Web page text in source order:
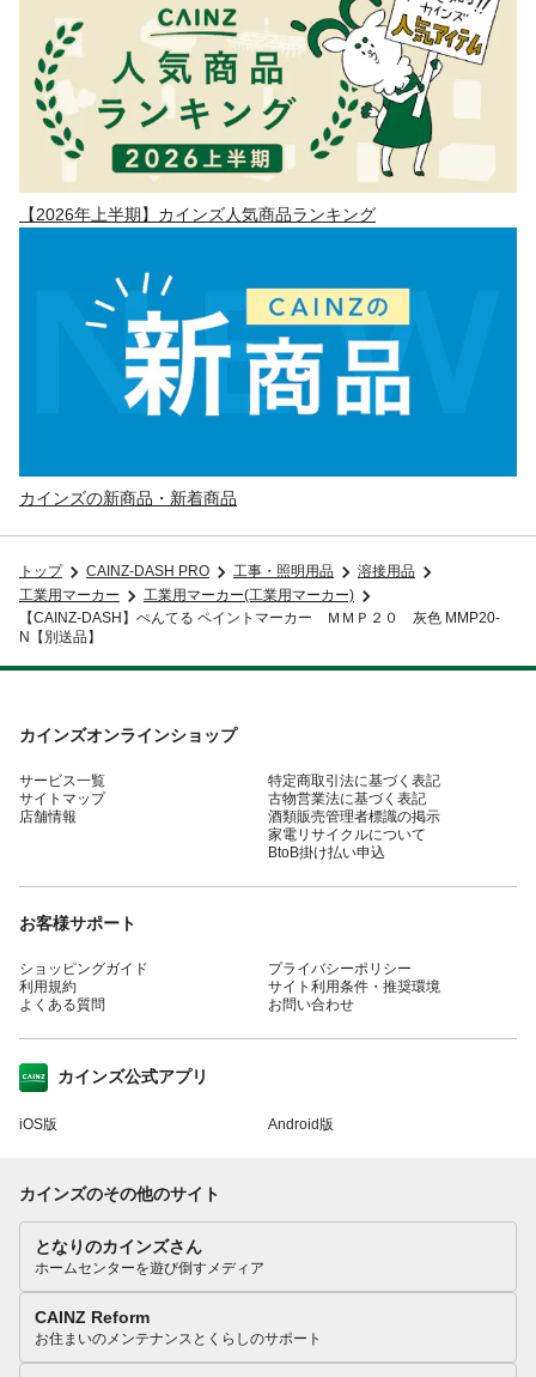
【2026年上半期】カインズ人気商品ランキング
カインズの新商品・新着商品
トップ CAINZ-DASH PRO 工事・照明用品
溶接用品
工業用マーカー
工業用マーカー(工業用マーカー)
【CAINZ-DASH】ぺんてる ペイントマーカー ＭＭＰ２０ 灰色 MMP20-
N【別送品】
カインズオンラインショップ
サービス一覧
サイトマップ
店舗情報
特定商取引法に基づく表記
古物営業法に基づく表記
酒類販売管理者標識の掲示
家電リサイクルについて
BtoB掛け払い申込
お客様サポート
ショッピングガイド
利用規約
よくある質問
プライバシーポリシー
サイト利用条件・推奨環境
お問い合わせ
カインズ公式アプリ
iOS版 Android版
カインズのその他のサイト
となりのカインズさん
ホームセンターを遊び倒すメディア
CAINZ Reform
お住まいのメンテナンスとくらしのサポート